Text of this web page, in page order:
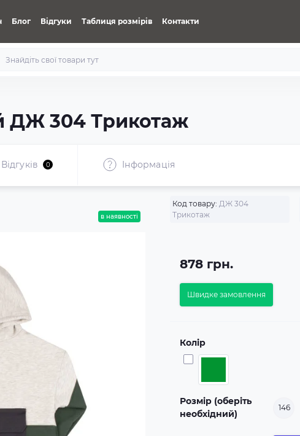
Блог Відгуки Таблиця розмірів Контакти
ДЖ 304 Трикотаж
Відгуків 0 Iнформація
в наявності
Код товару: ДЖ 304
Трикотаж
878 грн.
Швидке замовлення
Колір
Розмір (оберіть
необхідний)
146